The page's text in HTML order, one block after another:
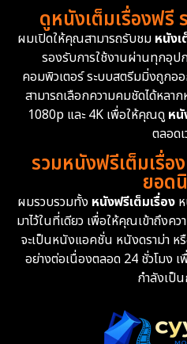
Dystopian
Emotional
Epic มหากาพย์
Family ครอบครัว
Fantasy จินตนาการ
Fiction
ดูหนังเต็มเรื่องฟ
ผมเปิดให้คุณสามารถรับชม หนังเ
รองรับการใช้งานผ่านทุกอุป
คอมพิวเตอร์ ระบบสตรีมมิ่งถูกออ
สามารถเลือกความคมชัดได้หลา
1080p และ 4K เพื่อให้คุณดูหนั
ตลอดเ
รวมหนังฟรีเต็มเรื่อ
ยอด
ผมรวบรวมทั้ง หนังฟรีเต็มเรื่อง
มาไว้ในที่เดียว เพื่อให้คุณเข้าถึงคว
จะเป็นหนังแอคชั่น หนังดราม่า ห
อย่างต่อเนื่องตลอด 24 ชั่วโมง
กำลังเป็